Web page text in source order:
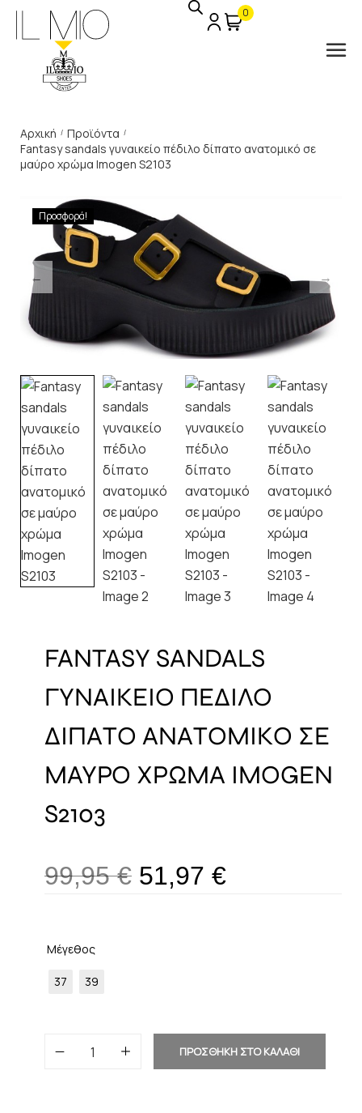
0
Αρχική / Προϊόντα /
Fantasy sandals γυναικείο πέδιλο δίπατο ανατομικό σε
μαύρο χρώμα Imogen S2103
Προσφορά!
FANTASY SANDALS
ΓΥΝΑΙΚΕΙΟ ΠΕΔΙΛΟ
ΔΙΠΑΤΟ ΑΝΑΤΟΜΙΚΟ ΣΕ
ΜΑΥΡΟ ΧΡΩΜΑ IMOGEN
S2103
99,95€ 51,97 €
Μέγεθος
37 39
ΠΡΟΣΘΗΚΗ ΣΤΟ ΚΑΛΑΘΙ